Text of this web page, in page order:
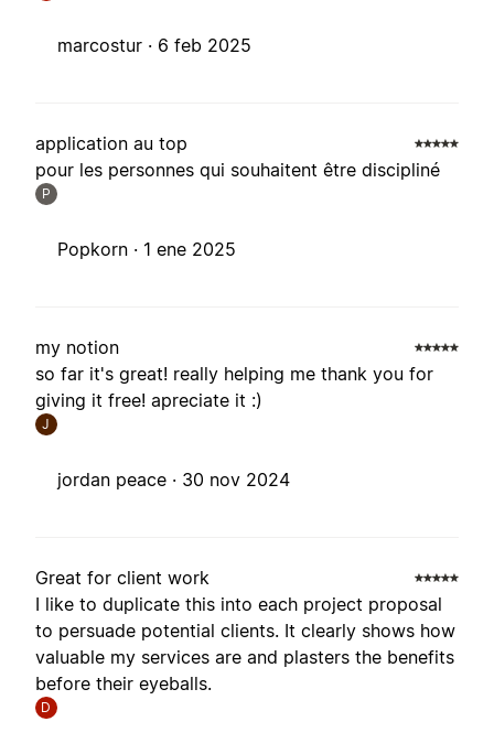
marcostur · 6 feb 2025
application au top
pour les personnes qui souhaitent être discipliné
P
Popkorn · 1 ene 2025
my notion
so far it's great! really helping me thank you for
giving it free! apreciate it :)
J
jordan peace · 30 nov 2024
Great for client work
I like to duplicate this into each project proposal
to persuade potential clients. It clearly shows how
valuable my services are and plasters the benefits
before their eyeballs.
D